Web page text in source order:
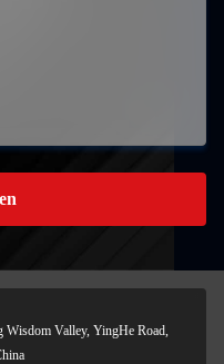
Wisdom Valley, YingHe Road,